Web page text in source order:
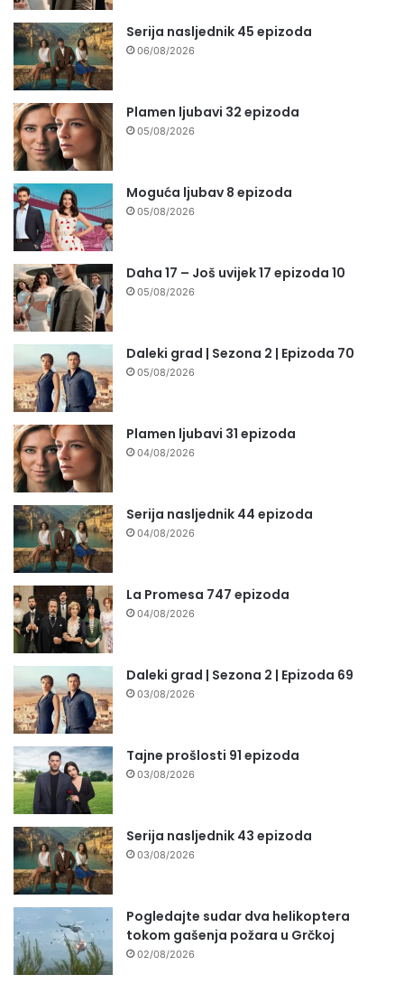
Serija nasljednik 45 epizoda
06/08/2026
Plamen ljubavi 32 epizoda
05/08/2026
Moguća ljubav 8 epizoda
05/08/2026
Daha 17 – Još uvijek 17 epizoda 10
05/08/2026
Daleki grad | Sezona 2 | Epizoda 70
05/08/2026
Plamen ljubavi 31 epizoda
04/08/2026
Serija nasljednik 44 epizoda
04/08/2026
La Promesa 747 epizoda
04/08/2026
Daleki grad | Sezona 2 | Epizoda 69
03/08/2026
Tajne prošlosti 91 epizoda
03/08/2026
Serija nasljednik 43 epizoda
03/08/2026
Pogledajte sudar dva helikoptera
tokom gašenja požara u Grčkoj
02/08/2026